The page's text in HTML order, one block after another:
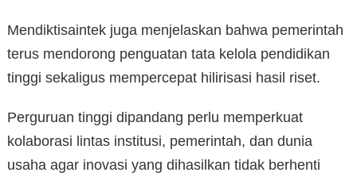
Mendiktisaintek juga menjelaskan bahwa pemerintah
terus mendorong penguatan tata kelola pendidikan
tinggi sekaligus mempercepat hilirisasi hasil riset.
Perguruan tinggi dipandang perlu memperkuat
kolaborasi lintas institusi, pemerintah, dan dunia
usaha agar inovasi yang dihasilkan tidak berhenti